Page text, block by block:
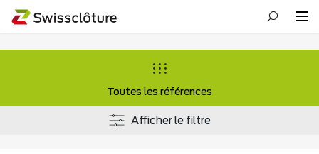
Toutes les références
Afficher le filtre